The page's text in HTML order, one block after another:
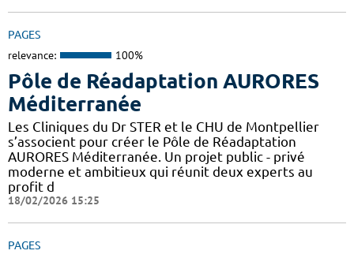
PAGES
relevance: 100%
Pôle de Réadaptation AURORES
Méditerranée
Les Cliniques du Dr STER et le CHU de Montpellier
s’associent pour créer le Pôle de Réadaptation
AURORES Méditerranée. Un projet public - privé
moderne et ambitieux qui réunit deux experts au
profit d
18/02/2026 15:25
PAGES